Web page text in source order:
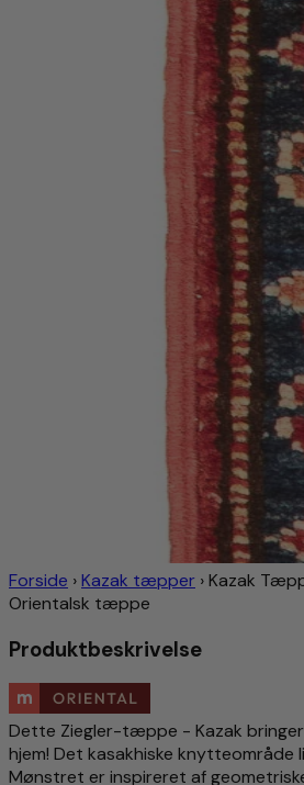
Forside ›Kazak tæpper ›Kazak
Orientalsk tæppe
Produktbeskrivelse
Dette Ziegler-tæppe - Kazak
hjem! Det kasakhiske knytteområde
Mønstret er inspireret af